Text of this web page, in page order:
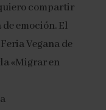
compartir
emoción. El
Vegana de
«Migrar en